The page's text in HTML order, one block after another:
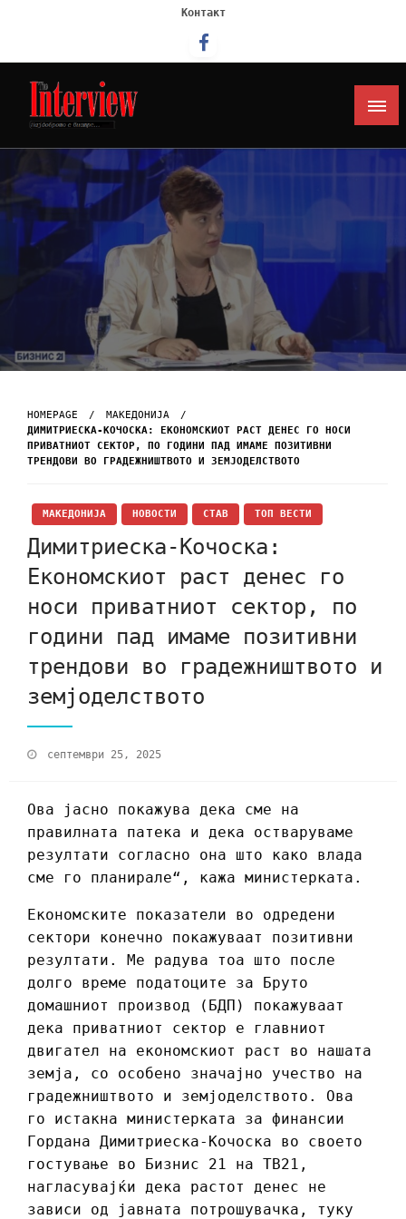
Контакт
Интервју
HOMEPAGE
МАКЕДОНИЈА
ДИМИТРИЕСКА-КОЧОСКА: ЕКОНОМСКИОТ РАСТ ДЕНЕС ГО НОСИ
ПРИВАТНИОТ СЕКТОР, ПО ГОДИНИ ПАД ИМАМЕ ПОЗИТИВНИ
ТРЕНДОВИ ВО ГРАДЕЖНИШТВОТО И ЗЕМЈОДЕЛСТВОТО
МАКЕДОНИЈА НОВОСТИ СТАВ ТОП ВЕСТИ
Димитриеска-Кочоска:
Економскиот раст денес го
носи приватниот сектор, по
години пад имаме позитивни
трендови во градежништвото и
земјоделството
септември 25, 2025
Ова јасно покажува дека сме на
правилната патека и дека остваруваме
резултати согласно она што како влада
сме го планирале“, кажа министерката.
Економските показатели во одредени
сектори конечно покажуваат позитивни
резултати. Ме радува тоа што после
долго време податоците за Бруто
домашниот производ (БДП) покажуваат
дека приватниот сектор е главниот
двигател на економскиот раст во нашата
земја, со особено значајно учество на
градежништвото и земјоделството. Ова
го истакна министерката за финансии
Гордана Димитриеска-Кочоска во своето
гостување во Бизнис 21 на ТВ21,
нагласувајќи дека растот денес не
зависи од јавната потрошувачка, туку